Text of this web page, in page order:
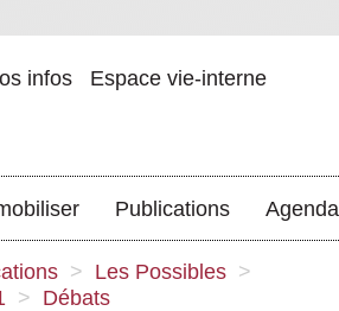
infos Espace vie-interne
Publications Agenda
> Les Possibles >
> Débats